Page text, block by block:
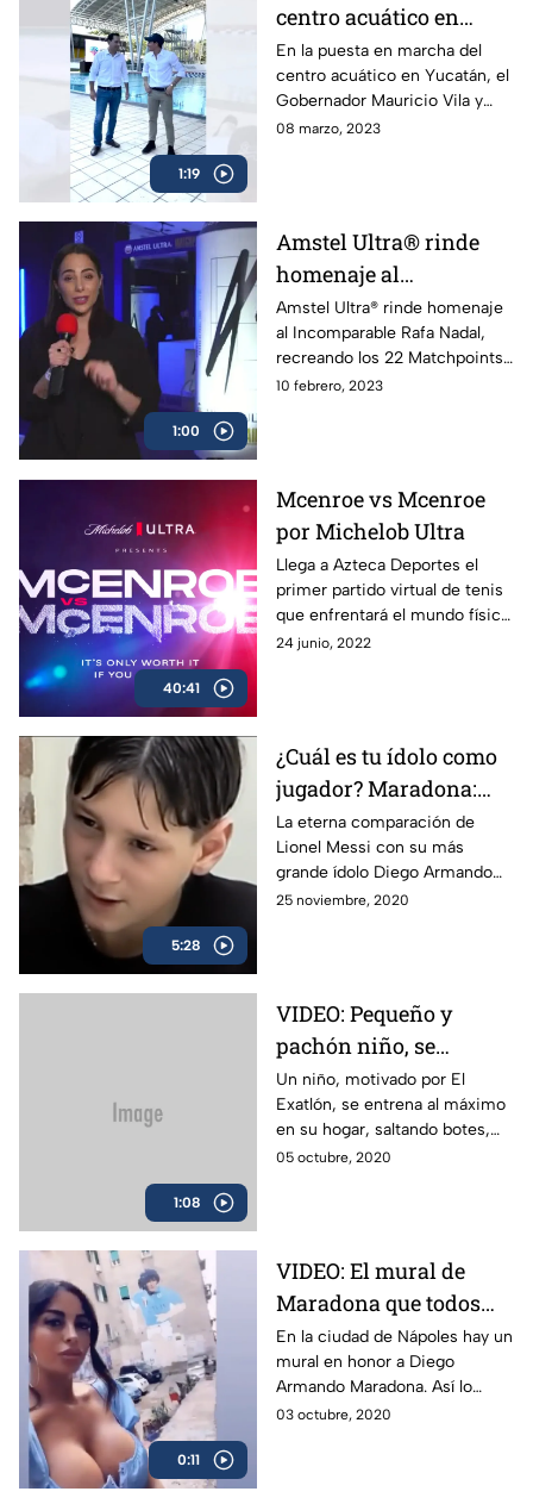
1:19
centro acuático en
Yucatán
En la puesta en marcha del
centro acuático en Yucatán, el
Gobernador Mauricio Vila y
Rommel Pacheco, ex
que el gober’ ganó. Buena
manera de promover el
deporte.
08 marzo, 2023
1:00
Amstel Ultra® rinde
homenaje al
Incomparable Rafa
Nadal
Amstel Ultra® rinde homenaje
al Incomparable Rafa Nadal,
recreando los 22 Matchpoints
de sus Grand Slams.
10 febrero, 2023
40:41
Mcenroe vs Mcenroe
por Michelob Ultra
Llega a Azteca Deportes el
primer partido virtual de tenis
que enfrentará el mundo físico
contra la realidad virtual. Apoya
24 junio, 2022
5:28
¿Cuál es tu ídolo como
jugador? Maradona:
Lionel Messi
La eterna comparación de
Lionel Messi con su más
grande ídolo Diego Armando
Maradona.
25 noviembre, 2020
1:08
VIDEO: Pequeño y
pachón niño, se
entrena al máximo
para algún día estar en
EL EXATLÓN
Un niño, motivado por El
Exatlón, se entrena al máximo
en su hogar, saltando botes,
mesas y llantas que se
05 octubre, 2020
0:11
VIDEO: El mural de
Maradona que todos
visitan en Nápoles
En la ciudad de Nápoles hay un
mural en honor a Diego
Armando Maradona. Así lo
muestra la presentadora de
03 octubre, 2020